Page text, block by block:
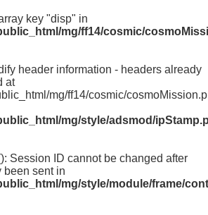
key "disp" in
mg/ff14/cosmic/
header information - headers already
at
mg/ff14/cosmic/
mg/style/adsmod/
Session ID cannot be changed after
been sent in
mg/style/module/frame/